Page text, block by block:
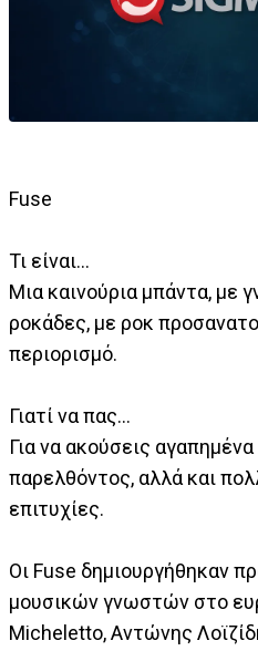
Fuse
Τι είναι…
Μια καινούρια μπάντα, με
ροκάδες, με ροκ
περιορισμό.
Γιατί να πας…
Για να ακούσεις
παρελθόντος, αλλά και
επιτυχίες.
Οι Fuse δημιουργήθηκαν
μουσικών γνωστών στο
Micheletto, Αντώνης